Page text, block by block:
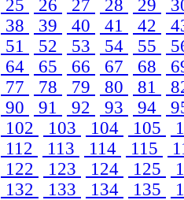
25
26 27 28 29
38
39 40 41 42
51
52 53 54 55
64
65 66 67 68
77
78 79 80 81
90
91 92 93 94
102
103 104 105
112
113 114 115
122
123 124 125
132
133 134 135